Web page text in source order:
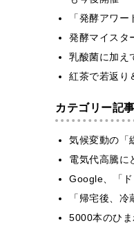
「発酵アワ
発酵マイスタ
乳酸菌に加え
紅茶で若返り
カテゴリー記
気候変動の「
電気代高騰に
Google、「
「帰宅後、
5000本のひ